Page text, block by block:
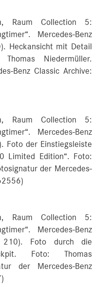
Raum Collection 5:
Mercedes-Benz
Heckansicht mit Detail
Niedermüller.
Benz Classic Archive:
Raum Collection 5:
Mercedes-Benz
Foto der Einstiegsleiste
Limited Edition“. Foto:
der Mercedes-
Raum Collection 5:
Mercedes-Benz
Foto durch die
Foto: Thomas
der Mercedes-Benz